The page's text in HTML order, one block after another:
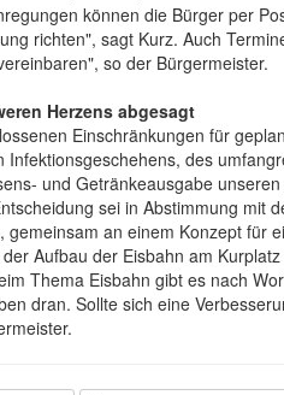
können die Bürger per
richten", sagt Kurz. Auch
so der Bürgermeister.
Herzens abgesagt
Einschränkungen für
Infektionsgeschehens, des
und Getränkeausgabe
sei in Abstimmung mit
gemeinsam an einem Konzept für
Aufbau der Eisbahn am
Thema Eisbahn gibt es nach
dran. Sollte sich eine